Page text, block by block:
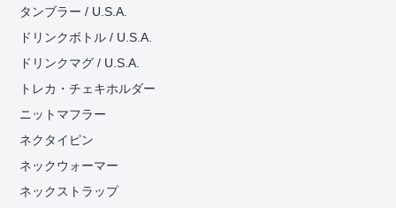
タンブラー / U.S.A.
ドリンクボトル / U.S.A.
ドリンクマグ / U.S.A.
トレカ・チェキホルダー
ニットマフラー
ネクタイピン
ネックウォーマー
ネックストラップ